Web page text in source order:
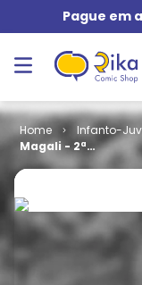
Pague em
Infanto-
Magali - 2ª
Série # 020